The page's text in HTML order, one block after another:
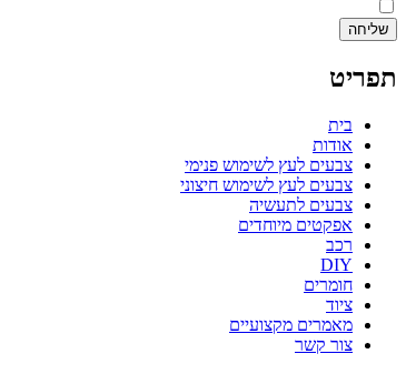
שליחה
תפריט
בית
אודות
צבעים לעץ לשימוש פנימי
צבעים לעץ לשימוש חיצוני
צבעים לתעשיה
אפקטים מיוחדים
רכב
DIY
חומרים
ציוד
מאמרים מקצועיים
צור קשר